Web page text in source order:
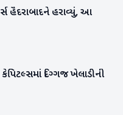
હરાવ્યું, આ
દિગ્ગજ ખેલાડીની